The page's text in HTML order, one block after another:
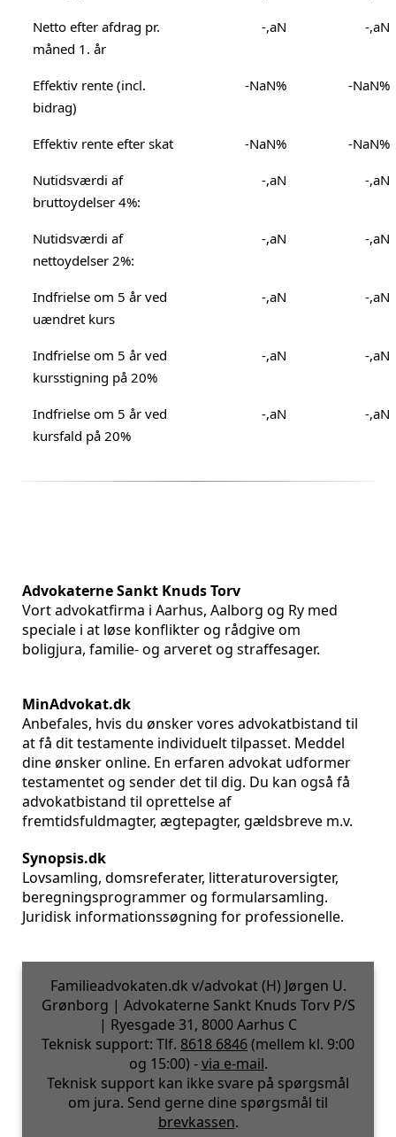
Netto efter afdrag pr.
måned 1. år
-,aN -,aN
Effektiv rente (incl.
bidrag)
-NaN% -NaN%
Effektiv rente efter skat -NaN% -NaN%
Nutidsværdi af
bruttoydelser 4%:
-,aN -,aN
Nutidsværdi af
nettoydelser 2%:
-,aN -,aN
Indfrielse om 5 år ved
uændret kurs
-,aN -,aN
Indfrielse om 5 år ved
kursstigning på 20%
-,aN -,aN
Indfrielse om 5 år ved
kursfald på 20%
-,aN -,aN
Advokaterne Sankt Knuds Torv
Vort advokatfirma i Aarhus, Aalborg og Ry med
speciale i at løse konflikter og rådgive om
boligjura, familie- og arveret og straffesager.
MinAdvokat.dk
Anbefales, hvis du ønsker vores advokatbistand til
at få dit testamente individuelt tilpasset. Meddel
dine ønsker online. En erfaren advokat udformer
testamentet og sender det til dig. Du kan også få
advokatbistand til oprettelse af
fremtidsfuldmagter, ægtepagter, gældsbreve m.v.
Synopsis.dk
Lovsamling, domsreferater, litteraturoversigter,
beregningsprogrammer og formularsamling.
Juridisk informationssøgning for professionelle.
Familieadvokaten.dk v/advokat (H) Jørgen U.
Grønborg | Advokaterne Sankt Knuds Torv P/S
| Ryesgade 31, 8000 Aarhus C
Teknisk support: Tlf. 8618 6846(mellem kl. 9:00
og 15:00) -via e-mail.
Teknisk support kan ikke svare på spørgsmål
om jura. Send gerne dine spørgsmål til
brevkassen.